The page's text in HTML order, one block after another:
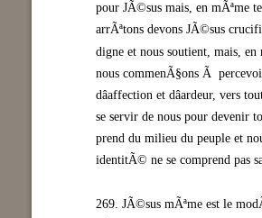
pour JÃ©sus mais, en mÃªme
arrÃªtons devons JÃ©sus
digne et nous soutient, mais, en
nous commenÃ§ons Ã
dâaffection et dâardeur, vers
se servir de nous pour devenir
prend du milieu du peuple et
identitÃ© ne se comprend pas
269. JÃ©sus mÃªme est le